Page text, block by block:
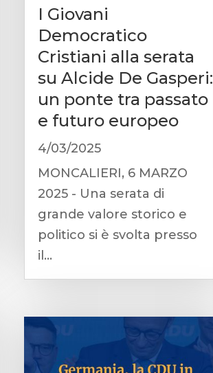
I Giovani
Democratico
Cristiani alla serata
su Alcide De Gasperi:
un ponte tra passato
e futuro europeo
4/03/2025
MONCALIERI, 6 MARZO
2025 - Una serata di
grande valore storico e
politico si è svolta presso
il...